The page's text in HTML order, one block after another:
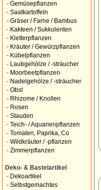
- Gemüsepflanzen
- Saatkartoffeln
- Gräser / Farne / Bambus
- Kakteen / Sukkulenten
- Kletterpflanzen
- Kräuter / Gewürzpflanzen
- Kübelpflanzen
-
Laubgehölze / -sträucher
- Moorbeetpflanzen
- Nadelgehölze / -sträucher
- Obst
- Rhizome / Knollen
- Rosen
- Stauden
- Teich- / Aquarienpflanzen
- Tomaten, Paprika, Co
- Wildkräuter / -pflanzen
- Zimmerpflanzen
Deko- & Bastelartikel
- Dekoartikel
- Selbstgemachtes